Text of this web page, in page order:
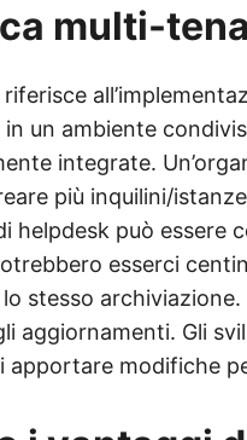
multi-
in un ambiente
integrate.
più inquilini/
helpdesk può essere
esserci
stesso
aggiornamenti. Gli
apportare modifiche